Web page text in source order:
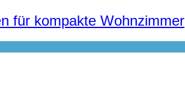
für kompakte Wohnzimmer